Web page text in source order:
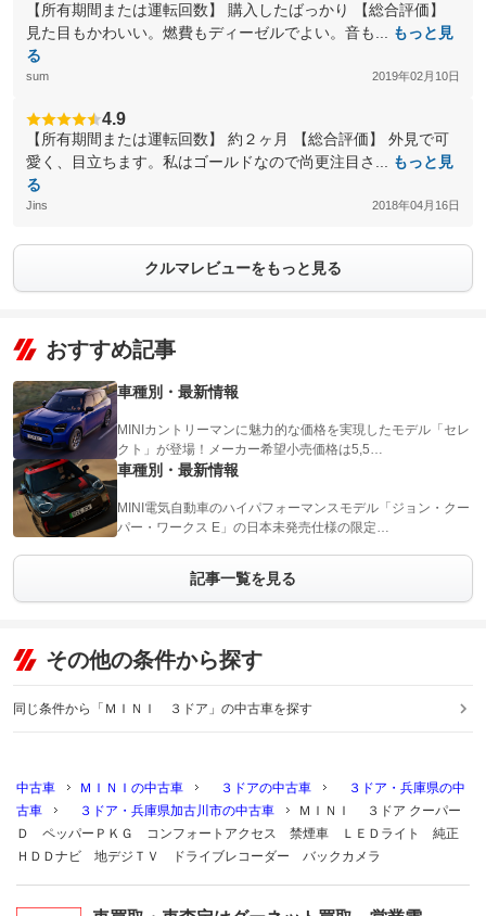
【所有期間または運転回数】 購入したばっかり 【総合評価】
見た目もかわいい。燃費もディーゼルでよい。音も...
もっと見
る
sum 2019年02月10日
4.9
【所有期間または運転回数】 約２ヶ月 【総合評価】 外見で可
愛く、目立ちます。私はゴールドなので尚更注目さ...
もっと見
る
Jins 2018年04月16日
クルマレビューをもっと見る
おすすめ記事
車種別・最新情報
MINIカントリーマンに魅力的な価格を実現したモデル「セレ
クト」が登場！メーカー希望小売価格は5,5…
車種別・最新情報
MINI電気自動車のハイパフォーマンスモデル「ジョン・クー
パー・ワークス E」の日本未発売仕様の限定…
記事一覧を見る
その他の条件から探す
同じ条件から「ＭＩＮＩ ３ドア」の中古車を探す
中古車 ＭＩＮＩの中古車 ３ドアの中古車
３ドア・兵庫県の中
古車
３ドア・兵庫県加古川市の中古車
ＭＩＮＩ ３ドア クーパー
Ｄ ペッパーＰＫＧ コンフォートアクセス 禁煙車 ＬＥＤライト 純正
ＨＤＤナビ 地デジＴＶ ドライブレコーダー バックカメラ